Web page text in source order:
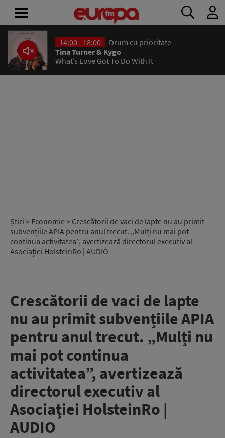
14:00 - 18:00
Drum cu prioritate
Tina Turner & Kygo
What’s Love Got To Do With It
Știri > Economie> Crescătorii de vaci de lapte nu au primit
subvențiile APIA pentru anul trecut. „Mulți nu mai pot
continua activitatea”, avertizează directorul executiv al
Asociaţiei HolsteinRo | AUDIO
Crescătorii de vaci de lapte
nu au primit subvențiile APIA
pentru anul trecut. „Mulți nu
mai pot continua
activitatea”, avertizează
directorul executiv al
Asociaţiei HolsteinRo |
AUDIO
ACASĂ
ȘTIRI